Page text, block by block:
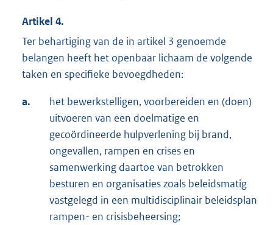
Artikel 4.
Ter behartiging van de in artikel 3 genoemde
belangen heeft het openbaar lichaam de volgende
taken en specifieke bevoegdheden:
a.
het bewerkstelligen, voorbereiden en (doen)
uitvoeren van een doelmatige en
gecoördineerde hulpverlening bij brand,
ongevallen, rampen en crises en
samenwerking daartoe van betrokken
besturen en organisaties zoals beleidsmatig
vastgelegd in een multidisciplinair beleidsplan
rampen- en crisisbeheersing;